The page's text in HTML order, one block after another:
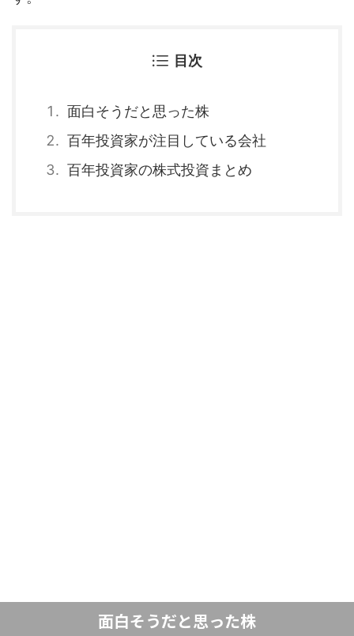
目次
面白そうだと思った株
百年投資家が注目している会社
百年投資家の株式投資まとめ
面白そうだと思った株